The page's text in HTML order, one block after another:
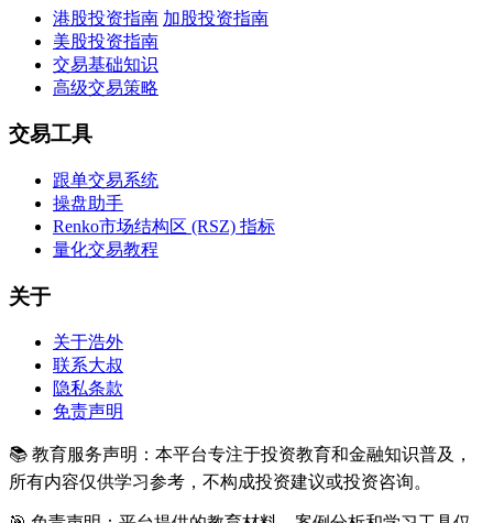
港股投资指南 加股投资指南
美股投资指南
交易基础知识
高级交易策略
交易工具
跟单交易系统
操盘助手
Renko市场结构区 (RSZ) 指标
量化交易教程
关于
关于浩外
联系大叔
隐私条款
免责声明
📚 教育服务声明：本平台专注于投资教育和金融知识普及，
所有内容仅供学习参考，不构成投资建议或投资咨询。